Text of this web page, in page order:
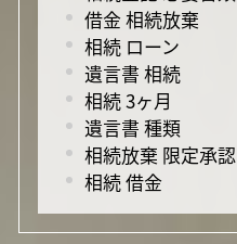
借金 相続放棄
相続 ローン
遺言書 相続
相続 3ヶ月
遺言書 種類
相続放棄 限定承認
相続 借金